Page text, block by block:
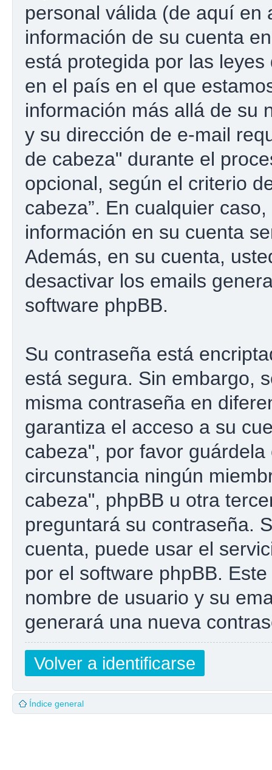
personal válida (de aquí en
información de su cuenta
está protegida por las
en el país en el que
información más allá de su
y su dirección de e-mail
de cabeza" durante el
opcional, según el criterio
cabeza”. En cualquier
información en su cuenta
Además, en su cuenta,
desactivar los emails
software phpBB.
Su contraseña está
está segura. Sin embargo,
misma contraseña en
garantiza el acceso a su
cabeza", por favor
circunstancia ningún
cabeza", phpBB u otra
preguntará su contraseña.
cuenta, puede usar el
por el software phpBB.
nombre de usuario y su
generará una nueva
Volver a identificarse
Índice general